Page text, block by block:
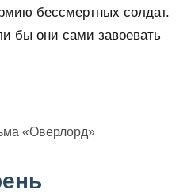
бессмертных солдат.
бы они сами завоевать
«Оверлорд»